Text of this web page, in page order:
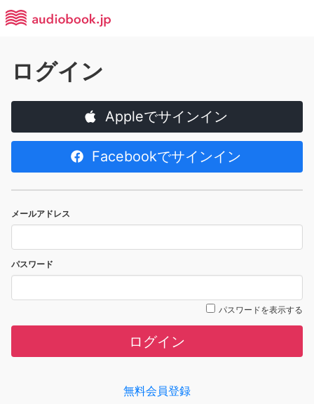
ログイン
Appleでサインイン
Facebookでサインイン
メールアドレス
パスワード
パスワードを表示する
ログイン
無料会員登録